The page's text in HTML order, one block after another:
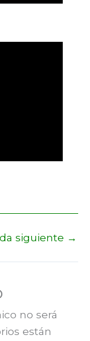
siguiente →
no será
están